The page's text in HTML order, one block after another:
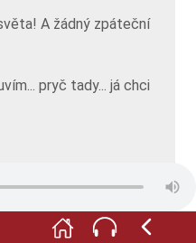
A žádný zpáteční
pryč tady... já chci